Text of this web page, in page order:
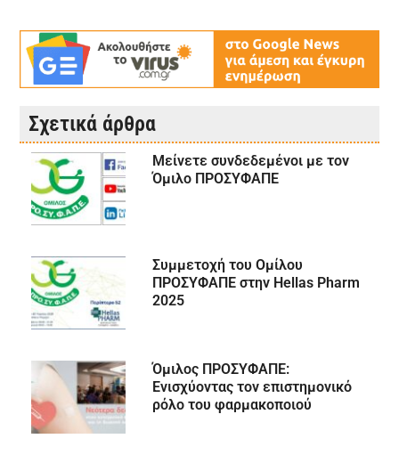
Σχετικά άρθρα
Μείνετε συνδεδεμένοι με τον
Όμιλο ΠΡΟΣΥΦΑΠΕ
Συμμετοχή του Ομίλου
ΠΡΟΣΥΦΑΠΕ στην Hellas Pharm
2025
Όμιλος ΠΡΟΣΥΦΑΠΕ:
Ενισχύοντας τον επιστημονικό
ρόλο του φαρμακοποιού